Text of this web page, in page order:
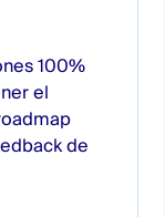
100%
el
de